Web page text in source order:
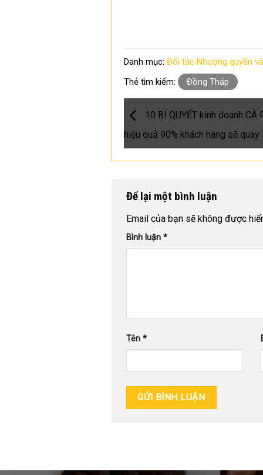
Danh mục: Đối tác Nhượng quyền
Thẻ tìm kiếm:
Đồng Tháp
10 BÍ QUYẾT kinh doanh CÀ
hiệu quả 90% khách hàng sẽ
Để lại một bình luận
Email của bạn sẽ không được
Bình luận *
Tên *